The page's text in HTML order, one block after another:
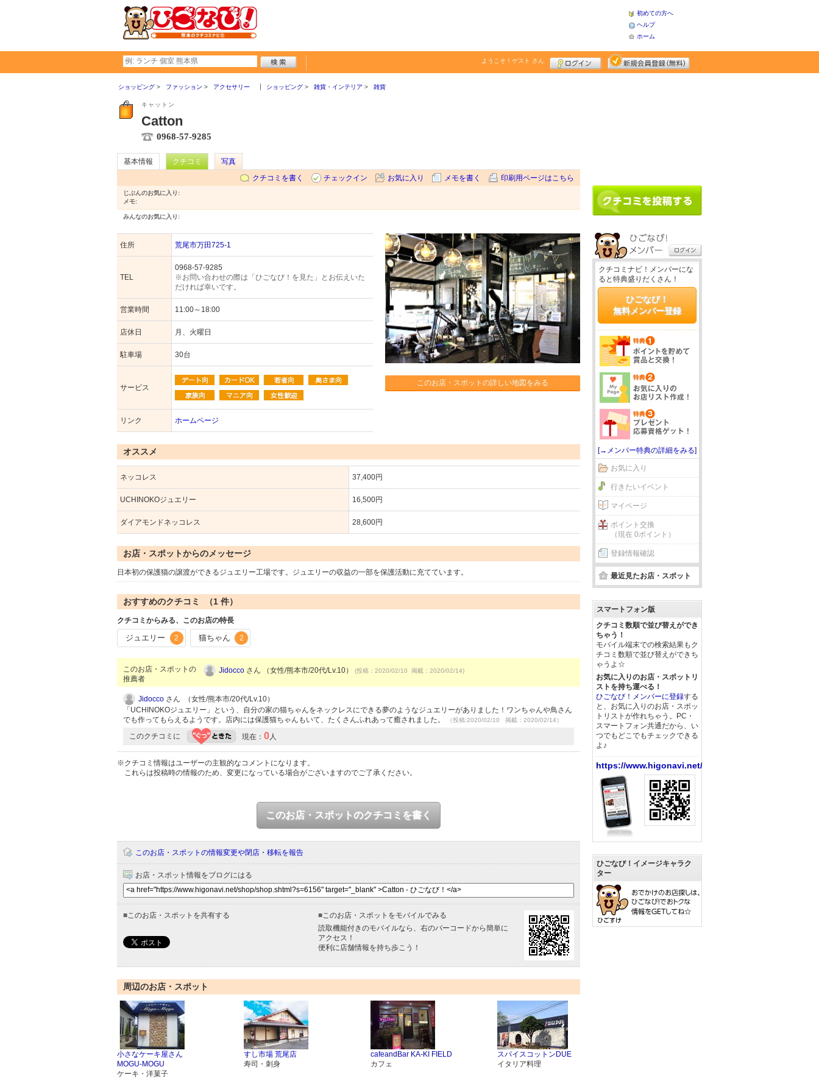
初めての方へ
ヘルプ
ホーム
ようこそ！ ゲスト さん
ショッピング ファッション アクセサリー ショッピング 雑貨・インテリア 雑貨
キャットン
Catton
0968-57-9285
基本情報 クチコミ
写真
クチコミを書く
チェックイン お気に入り メモを書く 印刷用ページはこちら
じぶんのお気に入り:
メモ:
みんなのお気に入り:
住所 荒尾市万田725-1
TEL
0968-57-9285
※お問い合わせの際は「ひごなび！を見た」とお伝えいた
だければ幸いです。
営業時間 11:00～18:00
店休日 月、火曜日
駐車場 30台
サービス
リンク ホームページ
このお店・スポットの詳しい地図をみる
オススメ
ネッコレス 37,400円
UCHINOKOジュエリー 16,500円
ダイアモンドネッコレス 28,600円
お店・スポットからのメッセージ
日本初の保護猫の譲渡ができるジュエリー工場です。ジュエリーの収益の一部を保護活動に充てています。
おすすめのクチコミ （1 件）
クチコミからみる、このお店の特長
ジュエリー 2 猫ちゃん 2
このお店・スポットの
推薦者
Jidocco さん （女性/熊本市/20代/Lv.10） (投稿：2020/02/10 掲載：2020/02/14)
Jidocco さん （女性/熊本市/20代/Lv.10）
「UCHINOKOジュエリー」という、自分の家の猫ちゃんをネックレスにできる夢のようなジュエリーがありました！ワンちゃんや鳥さん
でも作ってもらえるようです。店内には保護猫ちゃんもいて、たくさんふれあって癒されました。
（投稿:2020/02/10 掲載：2020/02/14）
このクチコミに 現在： 0 人
※クチコミ情報はユーザーの主観的なコメントになります。
これらは投稿時の情報のため、変更になっている場合がございますのでご了承ください。
このお店・スポットのクチコミを書く
このお店・スポットの情報変更や閉店・移転を報告
お店・スポット情報をブログにはる
■ このお店・スポットを共有する ■ このお店・スポットをモバイルでみる
読取機能付きのモバイルなら、右のバーコードから簡単に
アクセス！
便利に店舗情報を持ち歩こう！
周辺のお店・スポット
小さなケーキ屋さん
MOGU-MOGU
ケーキ・洋菓子
すし市場 荒尾店
寿司・刺身
cafeandBar KA-KI FIELD
カフェ
スパイスコットンDUE
イタリア料理
クチコミナビ！メンバーにな
ると特典盛りだくさん！
ひごなび！
無料メンバー登録
[→メンバー特典の詳細をみる]
お気に入り
行きたいイベント
マイページ
ポイント交換
（現在 0ポイント）
登録情報確認
最近見たお店・スポット
スマートフォン版
クチコミ数順で並び替えができ
ちゃう！
モバイル端末での検索結果もク
チコミ数順で並び替えができち
ゃうよ☆
お気に入りのお店・スポットリ
ストを持ち運べる！
ひごなび！メンバーに登録する
と、お気に入りのお店・スポッ
トリストが作れちゃう。PC・
スマートフォン共通だから、い
つでもどこでもチェックできる
よ♪
https://www.higonavi.net/
ひごなび！イメージキャラク
ター